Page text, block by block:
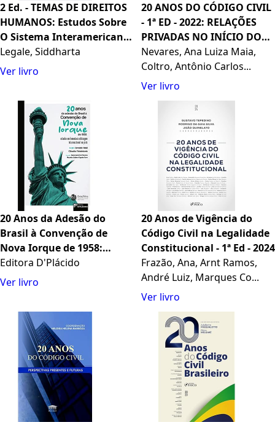
2 Ed. - TEMAS DE DIREITOS
HUMANOS: Estudos Sobre
O Sistema Interamericano
de Direitos Humanos
Legale, Siddharta
Ver livro
20 ANOS DO CÓDIGO CIVIL
- 1ª ED - 2022: RELAÇÕES
PRIVADAS NO INÍCIO DO
SÉCULO XX1
Nevares, Ana Luiza Maia,
Coltro, Antônio Carlos...
Ver livro
20 Anos da Adesão do
Brasil à Convenção de
Nova Iorque de 1958:
Estudos em Fomento à
Arbitragem Internacional
Editora D'Plácido
Ver livro
20 Anos de Vigência do
Código Civil na Legalidade
Constitucional - 1ª Ed - 2024
Frazão, Ana, Arnt Ramos,
André Luiz, Marques Co...
Ver livro